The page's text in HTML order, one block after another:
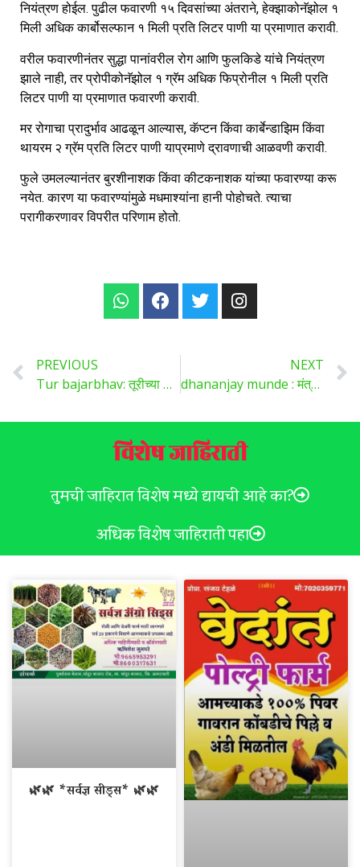
नियंत्रण होईल. पुढील फवारणी १५ दिवसांच्या अंतराने, हेक्झाकोनॅझोल १
मिली अधिक कार्बोसल्फान १ मिली प्रति लिटर पाणी या प्रमाणात करावी.
वरील फवारणीनंतर सुद्धा पानांवरील रोग आणि फुलकिडे यांचे नियंत्रण
झाले नाही, तर प्रोपीकोनॅझोल १ ग्रॅम अधिक फिप्रोनील १ मिली प्रति
लिटर पाणी या प्रमाणात फवारणी करावी.
मर रोगाचा प्रादुर्भाव आढळून आल्यास, कॅप्टन किंवा कार्बेन्डाझिम किंवा
थायरम २ ग्रॅम प्रति लिटर पाणी याप्रमाणे द्रावणाची आळवणी करावी.
फुले उमलल्यानंतर बुरशीनाशक किंवा कीटकनाशक यांच्या फवारण्या करू
नयेत. कारण या फवारण्यांमुळे मधमाश्यांना हानी पोहोचते. त्याचा
परागीकरणावर विपरीत परिणाम होतो.
PREVIOUS
Tur bajarbhav: तूरीच्या किंमती हमीभावापेक्षा खाली; नंतर वधारणार का?
NEXT
dhananjay munde : मंत्री मुंडेंवर राजीनाम्याचे सावट; दिल्ली निवडणुकीनंतर होणार फैसला..
विशेष जाहिराती
तुमची जाहिरात विशेष मध्ये द्यायची आहे का?
अधिक विशेष जाहिराती पहा
🌿🌿 *सर्वज्ञ सीड्स* 🌿🌿